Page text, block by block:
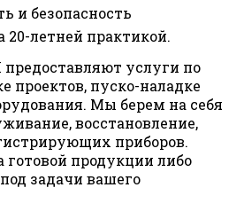
и безопасность
20-летней практикой.
услуги по
проектов, пуско-наладке
Мы берем на себя
восстановление,
приборов.
продукции либо
задачи вашего